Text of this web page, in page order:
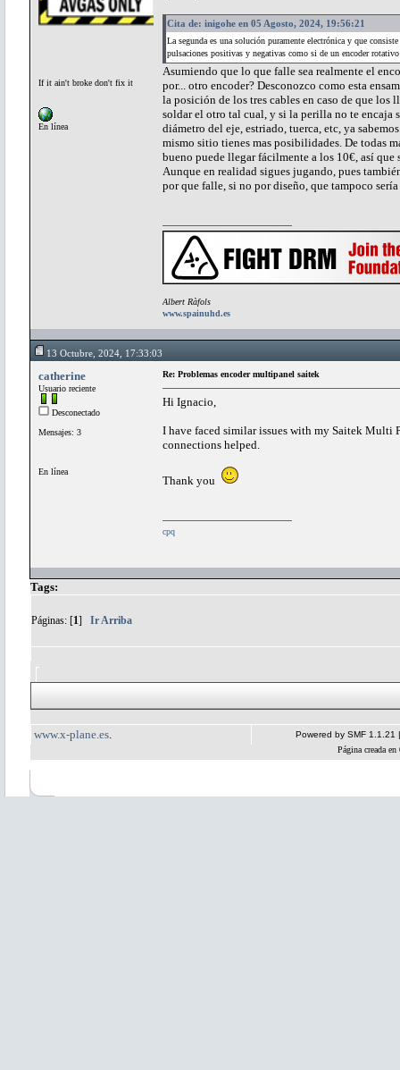
If it ain't broke don't fix it
En línea
Cita de: inigohe en 05 Agosto, 2024, 19:56:21
La segunda es una solución puramente electrónica y que
pulsaciones positivas y negativas como si de un encoder
Asumiendo que lo que falle sea realmente el
por... otro encoder? Desconozco como esta
la posición de los tres cables en caso de que
soldar el otro tal cual, y si la perilla no te encaja
diámetro del eje, estriado, tuerca, etc, ya
mismo sitio tienes mas posibilidades. De todas
bueno puede llegar fácilmente a los 10€, así
Aunque en realidad sigues jugando, pues
por que falle, si no por diseño, que tampoco
Albert Ràfols
www.spainuhd.es
13 Octubre, 2024, 17:33:03
catherine
Usuario reciente
Desconectado
Mensajes: 3
En línea
Re: Problemas encoder multipanel saitek
Hi Ignacio,
I have faced similar issues with my Saitek Multi
connections helped.
Thank you
cpq
Tags:
Páginas: [1] Ir Arriba
www.x-plane.es Powered by SMF 1.1.21
Página creada